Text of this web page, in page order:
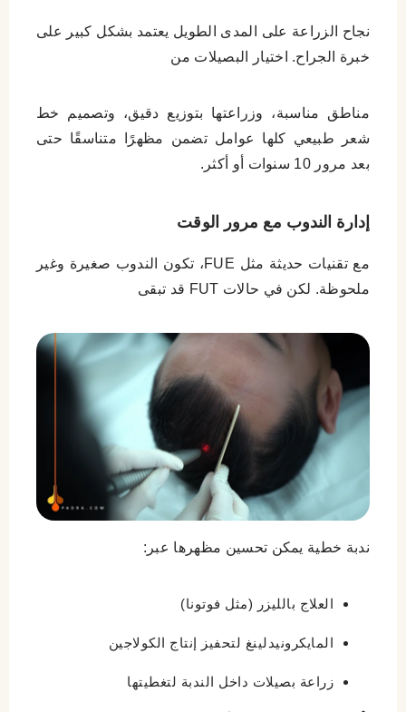
نجاح الزراعة على المدى الطويل يعتمد بشكل كبير على
خبرة الجراح. اختيار البصيلات من
مناطق مناسبة، وزراعتها بتوزيع دقيق، وتصميم خط
شعر طبيعي كلها عوامل تضمن مظهرًا متناسقًا حتى
بعد مرور 10 سنوات أو أكثر.
إدارة الندوب مع مرور الوقت
مع تقنيات حديثة مثل FUE، تكون الندوب صغيرة وغير
ملحوظة. لكن في حالات FUT قد تبقى
ندبة خطية يمكن تحسين مظهرها عبر:
العلاج بالليزر (مثل فوتونا)
المايكرونيدلينغ لتحفيز إنتاج الكولاجين
زراعة بصيلات داخل الندبة لتغطيتها